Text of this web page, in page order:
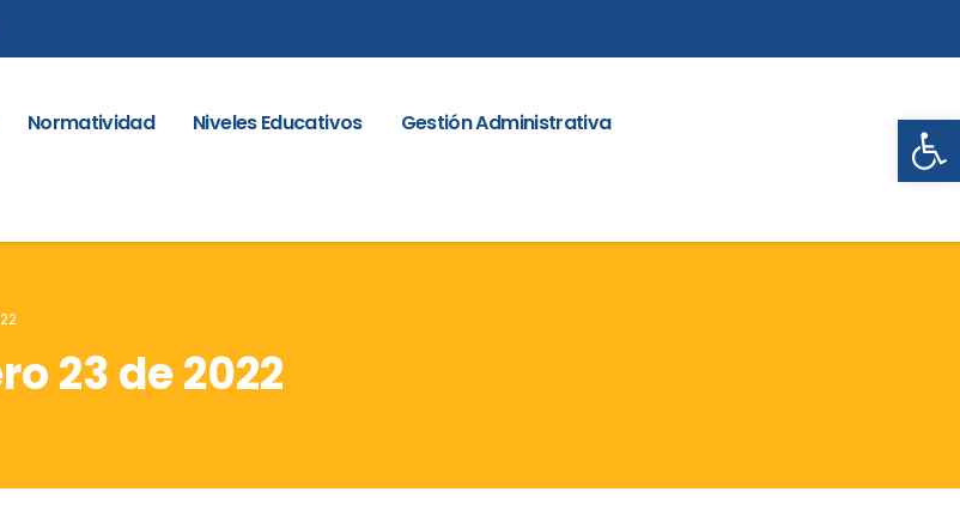
Normatividad Niveles Educativos
Gestión Administrativa
23 de 2022